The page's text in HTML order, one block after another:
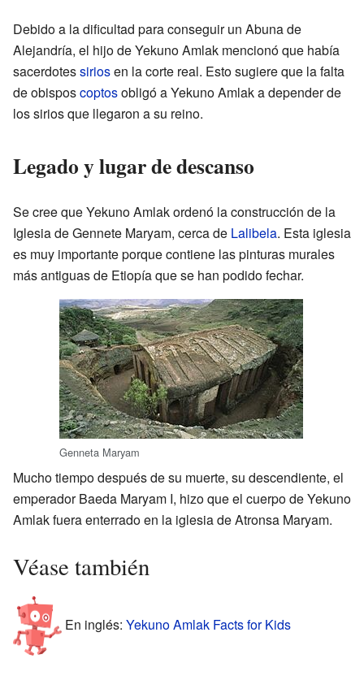
Debido a la dificultad para conseguir un Abuna de
Alejandría, el hijo de Yekuno Amlak mencionó que había
sacerdotessiriosen la corte real. Esto sugiere que la falta
de obisposcoptosobligó a Yekuno Amlak a depender de
los sirios que llegaron a su reino.
Legado y lugar de descanso
Se cree que Yekuno Amlak ordenó la construcción de la
Iglesia de Gennete Maryam, cerca de Lalibela. Esta iglesia
es muy importante porque contiene las pinturas murales
más antiguas de Etiopía que se han podido fechar.
Genneta Maryam
Mucho tiempo después de su muerte, su descendiente, el
emperador Baeda Maryam I, hizo que el cuerpo de Yekuno
Amlak fuera enterrado en la iglesia de Atronsa Maryam.
Véase también
En inglés: Yekuno Amlak Facts for Kids